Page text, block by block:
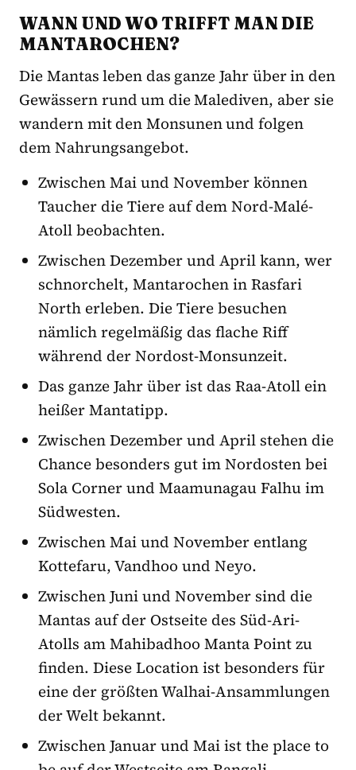
WANN UND WO TRIFFT MAN DIE
MANTAROCHEN?
Die Mantas leben das ganze Jahr über in den
Gewässern rund um die Malediven, aber sie
wandern mit den Monsunen und folgen
dem Nahrungsangebot.
Zwischen Mai und November können
Taucher die Tiere auf dem Nord-Malé-
Atoll beobachten.
Zwischen Dezember und April kann, wer
schnorchelt, Mantarochen in Rasfari
North erleben. Die Tiere besuchen
nämlich regelmäßig das flache Riff
während der Nordost-Monsunzeit.
Das ganze Jahr über ist das Raa-Atoll ein
heißer Mantatipp.
Zwischen Dezember und April stehen die
Chance besonders gut im Nordosten bei
Sola Corner und Maamunagau Falhu im
Südwesten.
Zwischen Mai und November entlang
Kottefaru, Vandhoo und Neyo.
Zwischen Juni und November sind die
Mantas auf der Ostseite des Süd-Ari-
Atolls am Mahibadhoo Manta Point zu
finden. Diese Location ist besonders für
eine der größten Walhai-Ansammlungen
der Welt bekannt.
Zwischen Januar und Mai ist the place to